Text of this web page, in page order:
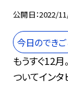
公開日 2022/
今日のできご
もうすぐ12
ついてインタ